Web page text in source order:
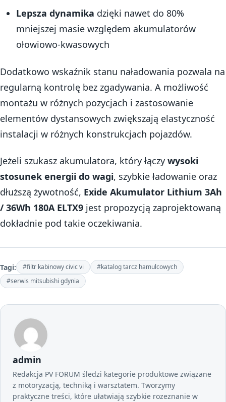
Lepsza dynamika dzięki nawet do 80%
mniejszej masie względem akumulatorów
ołowiowo-kwasowych
Dodatkowo wskaźnik stanu naładowania pozwala na
regularną kontrolę bez zgadywania. A możliwość
montażu w różnych pozycjach i zastosowanie
elementów dystansowych zwiększają elastyczność
instalacji w różnych konstrukcjach pojazdów.
Jeżeli szukasz akumulatora, który łączy wysoki
stosunek energii do wagi, szybkie ładowanie oraz
dłuższą żywotność, Exide Akumulator Lithium 3Ah
/ 36Wh 180A ELTX9 jest propozycją zaprojektowaną
dokładnie pod takie oczekiwania.
Tagi: #filtr kabinowy civic vi
#katalog tarcz hamulcowych
#serwis mitsubishi gdynia
admin
Redakcja PV FORUM śledzi kategorie produktowe związane
z motoryzacją, techniką i warsztatem. Tworzymy
praktyczne treści, które ułatwiają szybkie rozeznanie w